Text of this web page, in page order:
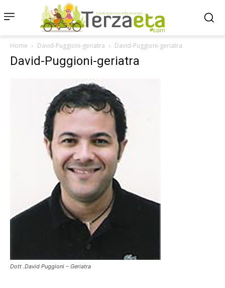
Home David-Puggioni-geriatra David-Puggioni-geriatra
David-Puggioni-geriatra
Dott .David Puggioni – Geriatra